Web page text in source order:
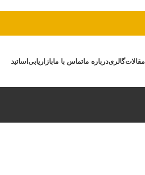
مقالاتگالریدرباره ماتماس با مابازاریابیاساتید